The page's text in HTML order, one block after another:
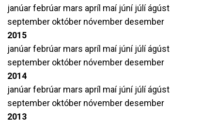
janúarfebrúar mars apríl maí júní júlíágúst
september október nóvember desember
2015
janúarfebrúar mars apríl maí júní júlíágúst
september október nóvember desember
2014
janúarfebrúar mars apríl maí júní júlíágúst
september október nóvember desember
2013